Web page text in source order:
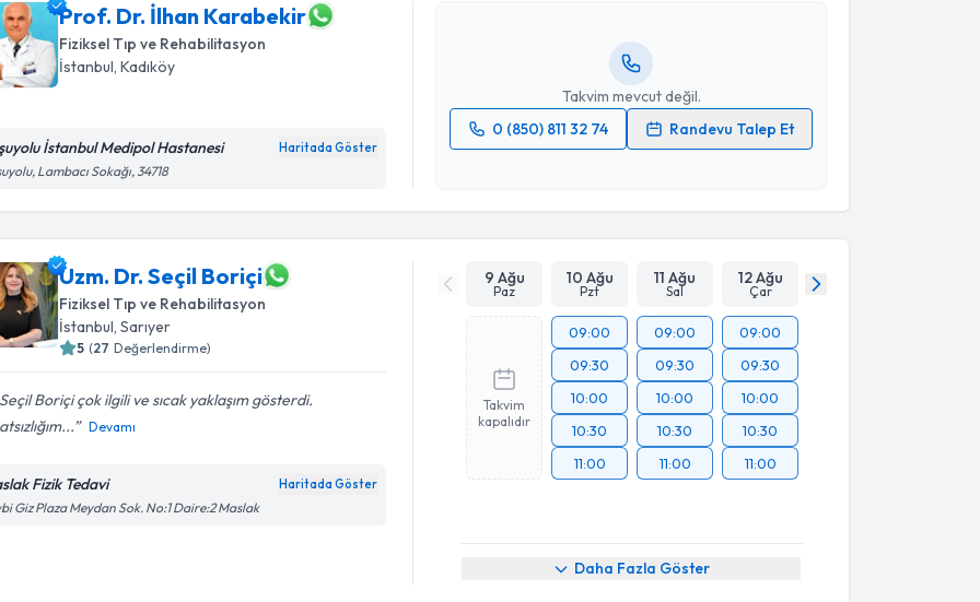
Prof. Dr. İlhan Karabekir
Fiziksel Tıp ve Rehabilitasyon
İstanbul, Kadıköy
İstanbul Medipol Hastanesi Haritada Göster
Lambacı Sokağı, 34718
Takvim mevcut değil.
0 (850) 811 32 74
Randevu Talep Et
işlenmesini kabul ediyorum.
Takvim Talebini Gönder
Uzm. Dr. Seçil Boriçi
Fiziksel Tıp ve Rehabilitasyon
İstanbul, Sarıyer
5 (27 Değerlendirme)
Boriçi çok ilgili ve sıcak yaklaşım gösterdi.
Devamı
Fizik Tedavi Haritada Göster
Giz Plaza Meydan Sok. No:1 Daire:2 Maslak
9 Ağu
Paz
10 Ağu
Pzt
11 Ağu
Sal
12 Ağu
Çar
Takvim
kapalıdır
09:00
09:30
10:00
10:30
11:00
09:00
09:30
10:00
10:30
11:00
09:00
09:30
10:00
10:30
11:00
Daha Fazla Göster